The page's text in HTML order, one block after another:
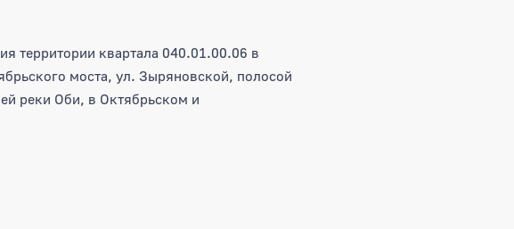
территории квартала 040.01.00.06 в
моста, ул. Зыряновской, полосой
реки Оби, в Октябрьском и